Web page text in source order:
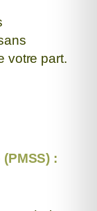
votre part.
: